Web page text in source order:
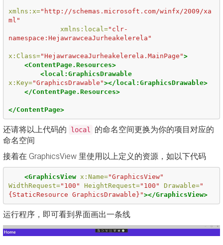
xmlns:x="http://schemas.microsoft.com/winfx/2009/xa
ml"
xmlns:local="clr-
namespace:HejawrawceaJurheakelerela"
x:Class="HejawrawceaJurheakelerela.MainPage">
<ContentPage.Resources>
<local:GraphicsDrawable
x:Key="GraphicsDrawable"></local:GraphicsDrawable>
</ContentPage.Resources>
</ContentPage>
还请将以上代码的 local
的命名空间更换为你的项目对应的
命名空间
接着在 GraphicsView 里使用以上定义的资源，如以下代码
<GraphicsView x:Name="GraphicsView"
WidthRequest="100" HeightRequest="100" Drawable="
{StaticResource GraphicsDrawable}"></GraphicsView>
运行程序，即可看到界面画出一条线